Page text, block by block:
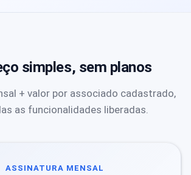
simples, sem planos
+ valor por associado cadastrado,
as funcionalidades liberadas.
ASSINATURA MENSAL